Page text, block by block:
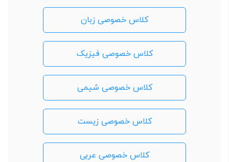
کلاس خصوصی زبان
کلاس خصوصی فیزیک
کلاس خصوصی شیمی
کلاس خصوصی زیست
کلاس خصوصی عربی